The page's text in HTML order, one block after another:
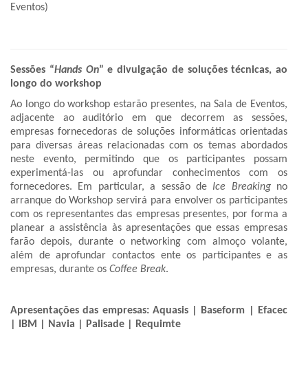
Eventos)
Sessões “Hands On” e divulgação de soluções técnicas, ao
longo do workshop
Ao longo do workshop estarão presentes, na Sala de Eventos,
adjacente ao auditório em que decorrem as sessões,
empresas fornecedoras de soluções informáticas orientadas
para diversas áreas relacionadas com os temas abordados
neste evento, permitindo que os participantes possam
experimentá-las ou aprofundar conhecimentos com os
fornecedores. Em particular, a sessão de Ice Breakingno
arranque do Workshop servirá para envolver os participantes
com os representantes das empresas presentes, por forma a
planear a assistência às apresentações que essas empresas
farão depois, durante o networking com almoço volante,
além de aprofundar contactos ente os participantes e as
empresas, durante os Coffee Break.
Apresentações das empresas: Aquasis | Baseform | Efacec
| IBM | Navia | Palisade | Requimte